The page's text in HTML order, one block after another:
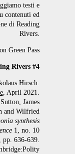
testi e
contenuti ed
di Reading
Rivers.
Green Pass
Rivers #4
Hirsch:
, April 2021.
James
and Wilfried
synthesis
1, no. 10
pp. 636-639.